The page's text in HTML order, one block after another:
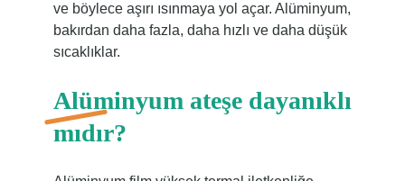
ve böylece aşırı ısınmaya yol açar. Alüminyum,
bakırdan daha fazla, daha hızlı ve daha düşük
sıcaklıklar.
Alüminyum ateşe dayanıklı
mıdır?